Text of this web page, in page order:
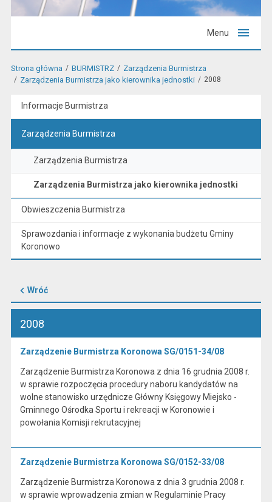
Menu
Strona główna BURMISTRZ
Zarządzenia Burmistrza
Zarządzenia Burmistrza jako kierownika jednostki
2008
Informacje Burmistrza
Zarządzenia Burmistrza
Zarządzenia Burmistrza
Zarządzenia Burmistrza jako kierownika jednostki
Obwieszczenia Burmistrza
Sprawozdania i informacje z wykonania budżetu Gminy
Koronowo
Wróć
2008
Zarządzenie Burmistrza Koronowa SG/0151-34/08
Zarządzenie Burmistrza Koronowa z dnia 16 grudnia 2008 r.
w sprawie rozpoczęcia procedury naboru kandydatów na
wolne stanowisko urzędnicze Główny Księgowy Miejsko -
Gminnego Ośrodka Sportu i rekreacji w Koronowie i
powołania Komisji rekrutacyjnej
Zarządzenie Burmistrza Koronowa SG/0152-33/08
Zarządzenie Burmistrza Koronowa z dnia 3 grudnia 2008 r.
w sprawie wprowadzenia zmian w Regulaminie Pracy